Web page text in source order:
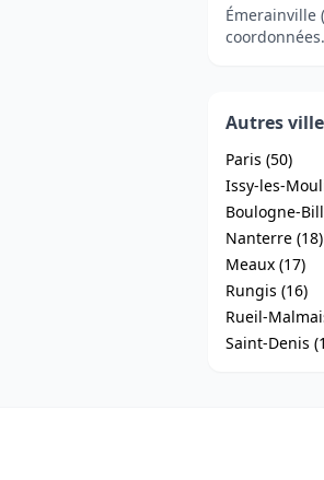
Émerainville
coordonnées.
Autres
Paris (50)
Issy-les-
Boulogne-
Nanterre (18)
Meaux (17)
Rungis (16)
Rueil-
Saint-Denis